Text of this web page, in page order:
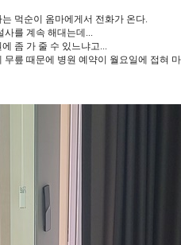
먹순이 옴마에게서 전화가 온다.
사를 계속 해대는데...
좀 가 줄 수 있느냐고...
릎 때문에 병원 예약이 월요일에 접혀